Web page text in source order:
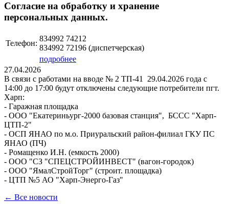
Согласие на обработку и хранение
персональных данных.
Телефон:
834992 74212
834992 72196 (диспетчерская)
подробнее
27.04.2026
В связи с работами на вводе № 2 ТП-41 29.04.2026 года с
14:00 до 17:00 будут отключены следующие потребители пгт.
Харп:
- Гаражная площадка
- ООО "Екатериньург-2000 базовая станция", БССС "Харп-
ЦТП-2"
- ОСП ЯНАО по м.о. Приуральский район-филиал ГКУ ПС
ЯНАО (ПЧ)
- Ромащенко И.Н. (емкость 2000)
- ООО "СЗ "СПЕЦСТРОЙИНВЕСТ" (вагон-городок)
- ООО "ЯмалСтройТорг" (строит. площадка)
- ЦТП №5 АО "Харп-Энерго-Газ"
← Все новости